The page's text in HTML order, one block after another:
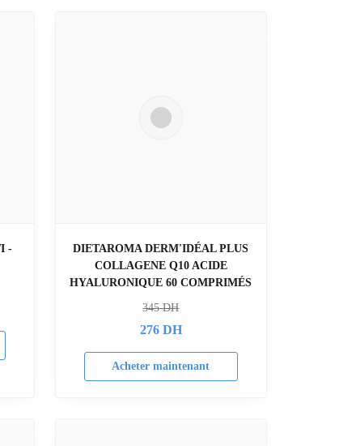
-
DIETAROMA DERM'IDÉAL PLUS
COLLAGENE Q10 ACIDE
HYALURONIQUE 60 COMPRIMÉS
345DH
276DH
Acheter maintenant